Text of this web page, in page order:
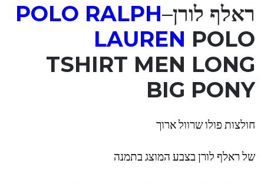
ראלף לורן–
POLO RALPH
LAUREN POLO
TSHIRT MEN LONG
BIG PONY
חולצות פולו שרוול ארוך
של ראלף לורן בצבע המוצג בתמנה